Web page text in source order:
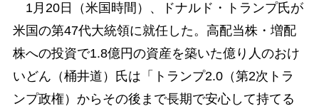
1月20日（米国時間）、ドナルド・トランプ氏が
米国の第47代大統領に就任した。高配当株・増配
株への投資で1.8億円の資産を築いた億り人のおけ
いどん（桶井道）氏は「トランプ2.0（第2次トラ
ンプ政権）からその後まで長期で安心して持てる